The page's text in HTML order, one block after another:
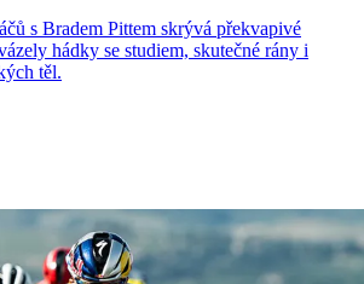
s Bradem Pittem skrývá překvapivé
hádky se studiem, skutečné rány i
těl.